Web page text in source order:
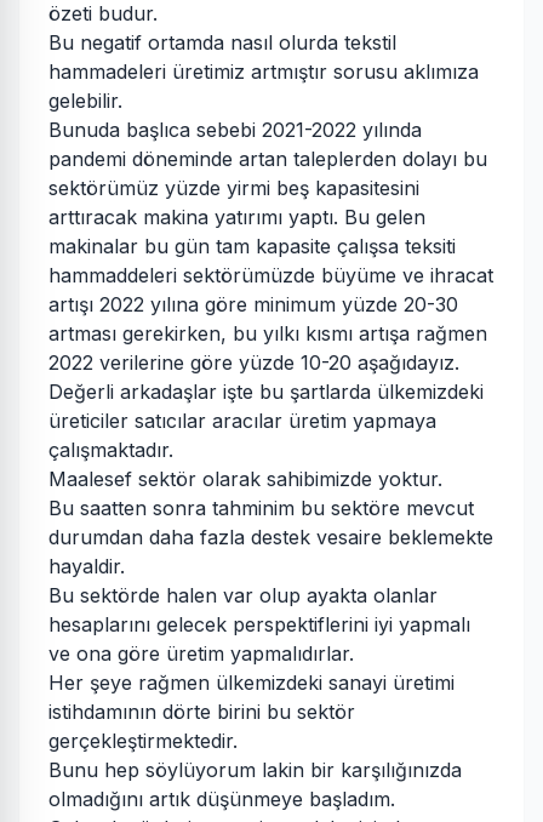
özeti budur.
Bu negatif ortamda nasıl olurda tekstil
hammadeleri üretimiz artmıştır sorusu aklımıza
gelebilir.
Bunuda başlıca sebebi 2021-2022 yılında
pandemi döneminde artan taleplerden dolayı bu
sektörümüz yüzde yirmi beş kapasitesini
arttıracak makina yatırımı yaptı. Bu gelen
makinalar bu gün tam kapasite çalışsa teksiti
hammaddeleri sektörümüzde büyüme ve ihracat
artışı 2022 yılına göre minimum yüzde 20-30
artması gerekirken, bu yılkı kısmı artışa rağmen
2022 verilerine göre yüzde 10-20 aşağıdayız.
Değerli arkadaşlar işte bu şartlarda ülkemizdeki
üreticiler satıcılar aracılar üretim yapmaya
çalışmaktadır.
Maalesef sektör olarak sahibimizde yoktur.
Bu saatten sonra tahminim bu sektöre mevcut
durumdan daha fazla destek vesaire beklemekte
hayaldir.
Bu sektörde halen var olup ayakta olanlar
hesaplarını gelecek perspektiflerini iyi yapmalı
ve ona göre üretim yapmalıdırlar.
Her şeye rağmen ülkemizdeki sanayi üretimi
istihdamının dörte birini bu sektör
gerçekleştirmektedir.
Bunu hep söylüyorum lakin bir karşılığınızda
olmadığını artık düşünmeye başladım.